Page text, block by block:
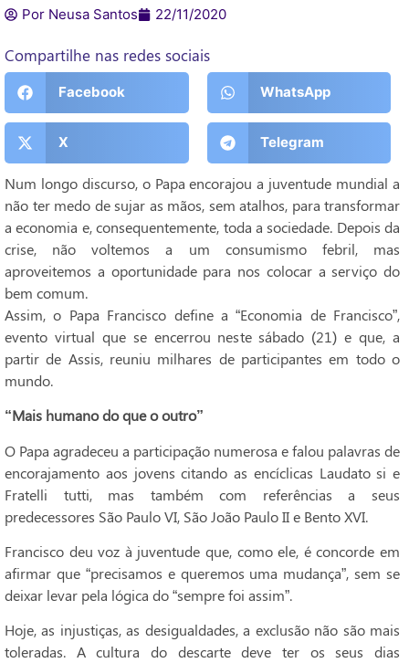
Por Neusa Santos 22/11/2020
Compartilhe nas redes sociais
Facebook WhatsApp
X Telegram
Num longo discurso, o Papa encorajou a juventude mundial a
não ter medo de sujar as mãos, sem atalhos, para transformar
a economia e, consequentemente, toda a sociedade. Depois da
crise, não voltemos a um consumismo febril, mas
aproveitemos a oportunidade para nos colocar a serviço do
bem comum.
Assim, o Papa Francisco define a “Economia de Francisco”,
evento virtual que se encerrou neste sábado (21) e que, a
partir de Assis, reuniu milhares de participantes em todo o
mundo.
“Mais humano do que o outro”
O Papa agradeceu a participação numerosa e falou palavras de
encorajamento aos jovens citando as encíclicas Laudato si e
Fratelli tutti, mas também com referências a seus
predecessores São Paulo VI, São João Paulo II e Bento XVI.
Francisco deu voz à juventude que, como ele, é concorde em
afirmar que “precisamos e queremos uma mudança”, sem se
deixar levar pela lógica do “sempre foi assim”.
Hoje, as injustiças, as desigualdades, a exclusão não são mais
toleradas. A cultura do descarte deve ter os seus dias